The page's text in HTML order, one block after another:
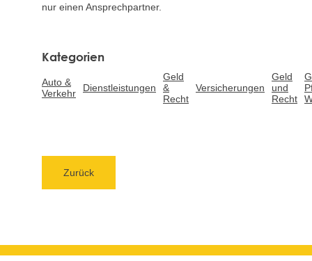
nur einen Ansprechpartner.
Auto &
Verkehr
Dienstleistungen
Geld
&
Recht
Versicherungen
Geld
und
Recht
Zurück